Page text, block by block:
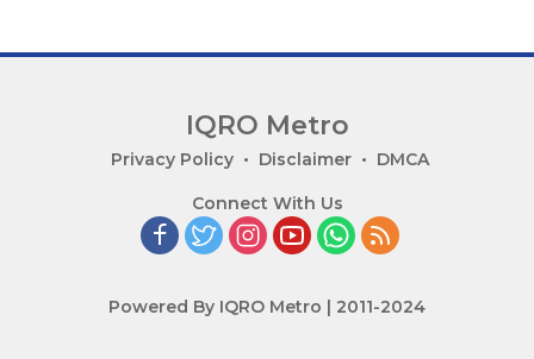
IQRO Metro
Privacy Policy Disclaimer DMCA
Connect With Us
Powered By IQRO Metro | 2011-2024